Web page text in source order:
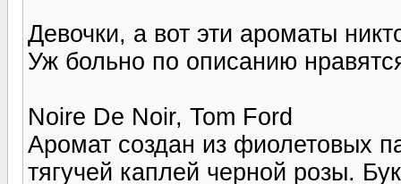
Девочки, а вот эти ароматы
Уж больно по описанию
Noire De Noir, Tom Ford
Аромат создан из фиолетовых
тягучей каплей черной розы.